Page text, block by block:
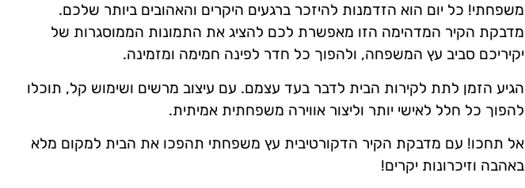
משפחתי! כל יום הוא הזדמנות להיזכר ברגעים היקרים והאהובים ביותר שלכם.
מדבקת הקיר המדהימה הזו מאפשרת לכם להציג את התמונות הממוסגרות של
יקיריכם סביב עץ המשפחה, ולהפוך כל חדר לפינה חמימה ומזמינה.
הגיע הזמן לתת לקירות הבית לדבר בעד עצמם. עם עיצוב מרשים ושימוש קל, תוכלו
להפוך כל חלל לאישי יותר וליצור אווירה משפחתית אמיתית.
אל תחכו! עם מדבקת הקיר הדקורטיבית עץ משפחתי תהפכו את הבית למקום מלא
באהבה וזיכרונות יקרים!